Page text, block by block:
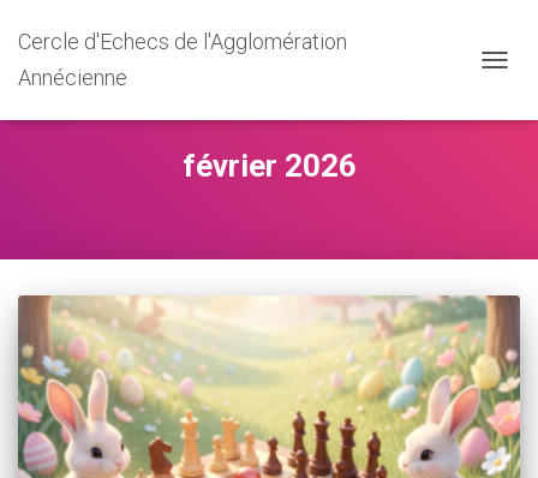
Cercle d'Echecs de l'Agglomération
Annécienne
février 2026